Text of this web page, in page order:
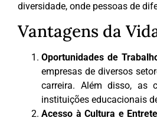
diversidade, onde pessoas de
Vantagens da
Oportunidades de
empresas de diversos
carreira. Além disso, as
instituições educacionais
Acesso à Cultura e